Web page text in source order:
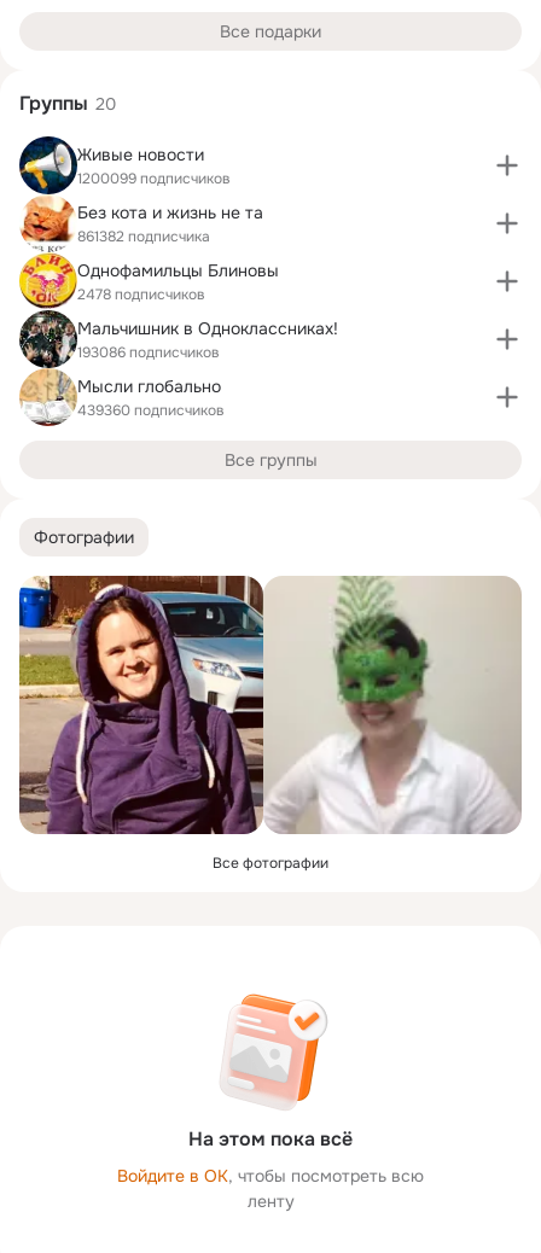
Фотографии
Все фотографии
На этом пока всё
Войдите в ОК, чтобы посмотреть всю
ленту
Все подарки
Группы 20
Живые новости
1200099 подписчиков
Без кота и жизнь не та
861382 подписчика
Однофамильцы Блиновы
2478 подписчиков
Мальчишник в Одноклассниках!
193086 подписчиков
Мысли глобально
439360 подписчиков
Все группы